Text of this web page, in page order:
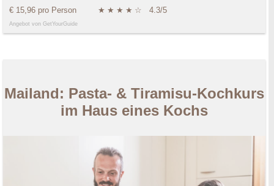
€ 15,96 pro Person ★ ★ ★ ★ ☆ 4.3/5
Angebot von GetYourGuide
Mailand: Pasta- & Tiramisu-Kochkurs
im Haus eines Kochs